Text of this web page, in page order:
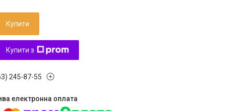
Купити
Купити з
245-87-55